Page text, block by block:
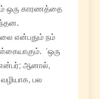
ஒரு காரணத்தை
என்பதும் நம்
‘ஒரு
ஆனால்,
பல